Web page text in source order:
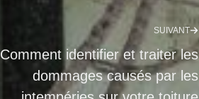
SUIVANT
Comment identifier et traiter les
dommages causés par les